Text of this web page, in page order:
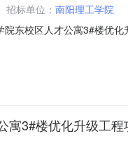
招标单位： 南阳理工学院
院东校区人才公寓3#楼优
寓3#楼优化升级工